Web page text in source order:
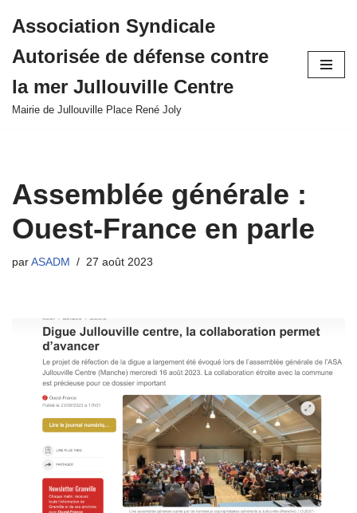
au
contenu
Association Syndicale
Autorisée de défense contre
la mer Jullouville Centre
Mairie de Jullouville Place René Joly
Assemblée générale :
Ouest-France en parle
par ASADM 27 août 2023